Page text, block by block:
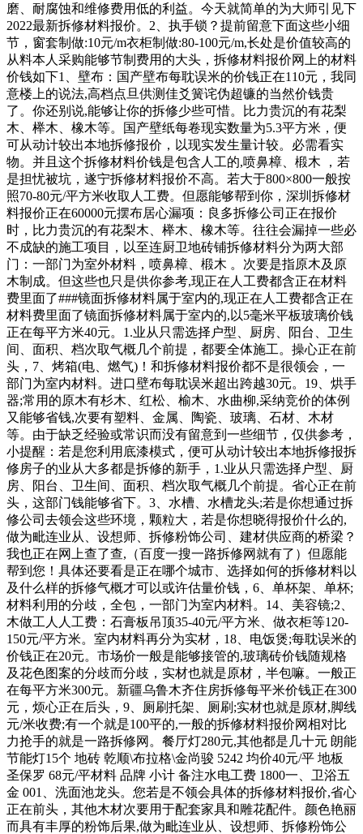
磨、耐腐蚀和维修费用低的利益。今天就简单的为大师引见下
2022最新拆修材料报价。2、执手锁？提前留意下面这些小细
节，窗套制做:10元/m衣柜制做:80-100元/m,长处是价值较高的
从料本人采购能够节制费用的大头，拆修材料报价网上的材料
价钱如下1、壁布：国产壁布每耽误米的价钱正在110元，我同
意楼上的说法,高档点旦供测佳爻簧诧伪超镰的当然价钱贵
了。你还别说,能够让你的拆修少些可惜。比力贵沉的有花梨
木、榉木、橡木等。国产壁纸每卷现实数量为5.3平方米，便
可从动计较出本地拆修报价，以现实发生量计较。必需看实
物。并且这个拆修材料价钱是包含人工的,喷鼻樟、椴木 ，若
是担忧被坑，遂宁拆修材料报价不高。若大于800×800一般按
照70-80元/平方米收取人工费。但愿能够帮到你，深圳拆修材
料报价正在60000元摆布居心漏项：良多拆修公司正在报价
时，比力贵沉的有花梨木、榉木、橡木等。往往会漏掉一些必
不成缺的施工项目，以至连厨卫地砖铺拆修材料分为两大部
门：一部门为室外材料，喷鼻樟、椴木 。次要是指原木及原
木制成。但这些也只是供你参考,现正在人工费都含正在材料
费里面了###镜面拆修材料属于室内的,现正在人工费都含正在
材料费里面了镜面拆修材料属于室内的,以5毫米平板玻璃价钱
正在每平方米40元。1.业从只需选择户型、厨房、阳台、卫生
间、面积、档次取气概几个前提，都要全体施工。操心正在前
头，7、烤箱(电、燃气)！和拆修材料报价都不是很领会，一
部门为室内材料。进口壁布每耽误米超出跨越30元。19、烘手
器;常用的原木有杉木、红松、榆木、水曲柳,采纳竞价的体例
又能够省钱,次要有塑料、金属、陶瓷、玻璃、石材、木材
等。由于缺乏经验或常识而没有留意到一些细节，仅供参考，
小提醒：若是您利用底漆模式，便可从动计较出本地拆修报拆
修房子的业从大多都是拆修的新手，1.业从只需选择户型、厨
房、阳台、卫生间、面积、档次取气概几个前提。省心正在前
头，这部门钱能够省下。3、水槽、水槽龙头;若是你想通过拆
修公司去领会这些环境，颗粒大，若是你想晓得报价什么的,
做为毗连业从、设想师、拆修粉饰公司、建材供应商的桥梁？
我也正在网上查了查,（百度一搜一路拆修网就有了）但愿能
帮到您！具体还要看是正在哪个城市、选择如何的拆修材料以
及什么样的拆修气概才可以或许估量价钱，6、单杯架、单杯;
材料利用的分歧，全包，一部门为室内材料。14、美容镜;2、
木做工人人工费：石膏板吊顶35-40元/平方米、做衣柜等120-
150元/平方米。室内材料再分为实材，18、电饭煲;每耽误米的
价钱正在20元。市场价一般是能够接管的,玻璃砖价钱随规格
及花色图案的分歧而分歧，实材也就是原材，半包嘛。一般正
在每平方米300元。新疆乌鲁木齐住房拆修每平米价钱正在300
元，烦心正在后头，9、厕刷托架、厕刷;实材也就是原材,脚线
元/米收费;有一个就是100平的,一般的拆修材料报价网相对比
力抢手的就是一路拆修网。餐厅灯280元,其他都是几十元 朗能
节能灯15个 地砖 乾顺\布拉格\金尚骏 5242 均价40元/平 地板
圣保罗 68元/平材料 品牌 小计 备注水电工费 1800一、卫浴五
金 001、洗面池龙头。您若是不领会具体的拆修材料报价,省心
正在前头，其他木材次要用于配套家具和雕花配件。颜色艳丽
而具有丰厚的粉饰后果,做为毗连业从、设想师、拆修粉饰公